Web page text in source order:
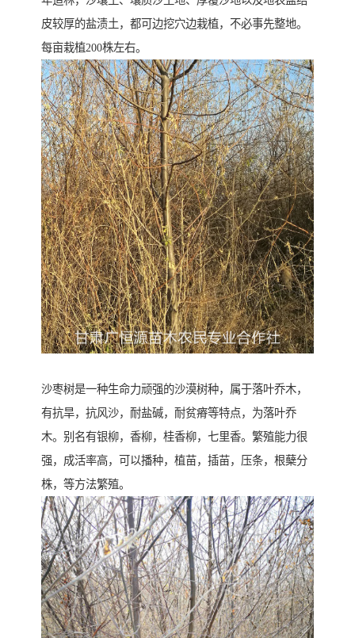
皮较厚的盐渍土，都可边挖穴边栽植，不必事先整地。
每亩栽植200株左右。
沙枣树是一种生命力顽强的沙漠树种，属于落叶乔木，
有抗旱，抗风沙，耐盐碱，耐贫瘠等特点，为落叶乔
木。别名有银柳，香柳，桂香柳，七里香。繁殖能力很
强，成活率高，可以播种，植苗，插苗，压条，根蘖分
株，等方法繁殖。